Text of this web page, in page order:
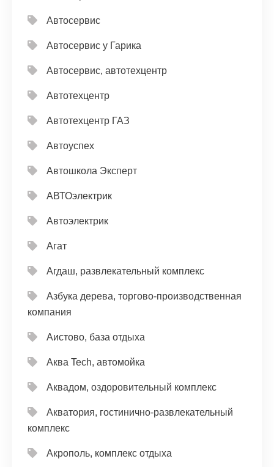
Автосервис
Автосервис у Гарика
Автосервис, автотехцентр
Автотехцентр
Автотехцентр ГАЗ
Автоуспех
Автошкола Эксперт
АВТОэлектрик
Автоэлектрик
Агат
Агдаш, развлекательный комплекс
Азбука дерева, торгово-производственная
компания
Аистово, база отдыха
Аква Tech, автомойка
Аквадом, оздоровительный комплекс
Акватория, гостинично-развлекательный
комплекс
Акрополь, комплекс отдыха